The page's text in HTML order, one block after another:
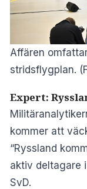
Affären
stridsflygplan.
Expert:
kommer att
“Ryssland
aktiv deltagare
SvD.